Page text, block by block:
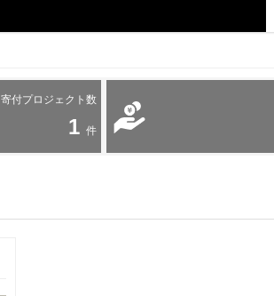
寄付プロジェクト数
1 件